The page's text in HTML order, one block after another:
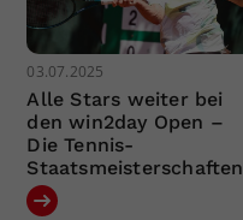
03.07.2025
Alle Stars weiter bei
den win2day Open –
Die Tennis-
Staatsmeisterschaften